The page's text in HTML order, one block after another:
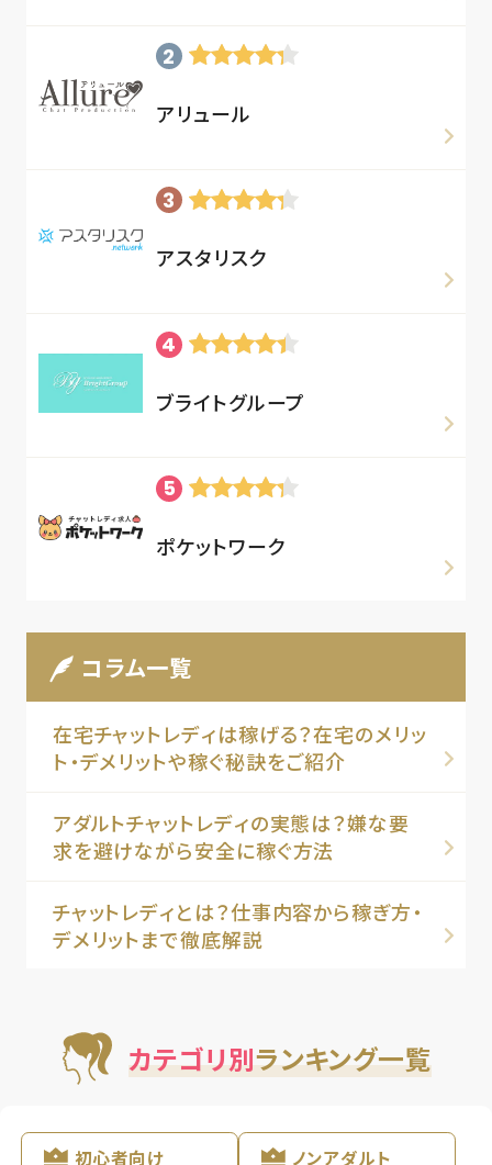
アリュール
アスタリスク
ブライトグループ
ポケットワーク
コラム一覧
在宅チャットレディは稼げる？在宅のメリッ
ト・デメリットや稼ぐ秘訣をご紹介
アダルトチャットレディの実態は？嫌な要
求を避けながら安全に稼ぐ方法
チャットレディとは？仕事内容から稼ぎ方・
デメリットまで徹底解説
カテゴリ別ランキング一覧
初心者向け ノンアダルト